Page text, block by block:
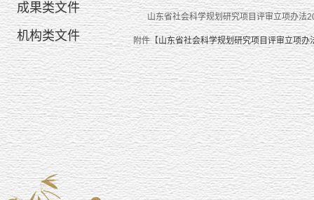
成果类文件
机构类文件
山东省社会科学规划研究项目评审立项办法
附件【山东省社会科学规划研究项目评审立项办